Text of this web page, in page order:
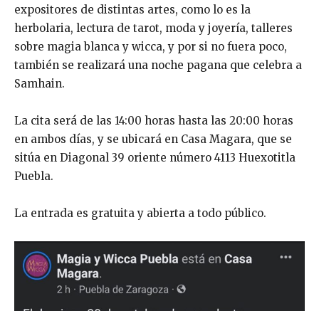
expositores de distintas artes, como lo es la
herbolaria, lectura de tarot, moda y joyería, talleres
sobre magia blanca y wicca, y por si no fuera poco,
también se realizará una noche pagana que celebra a
Samhain.
La cita será de las 14:00 horas hasta las 20:00 horas
en ambos días, y se ubicará en Casa Magara, que se
sitúa en Diagonal 39 oriente número 4113 Huexotitla
Puebla.
La entrada es gratuita y abierta a todo público.